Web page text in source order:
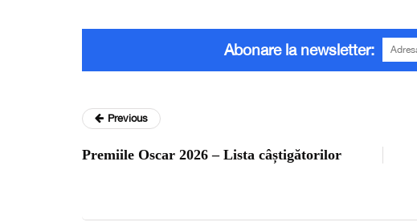
Abonare la newsletter:
Previous
Premiile Oscar 2026 – Lista câștigătorilor